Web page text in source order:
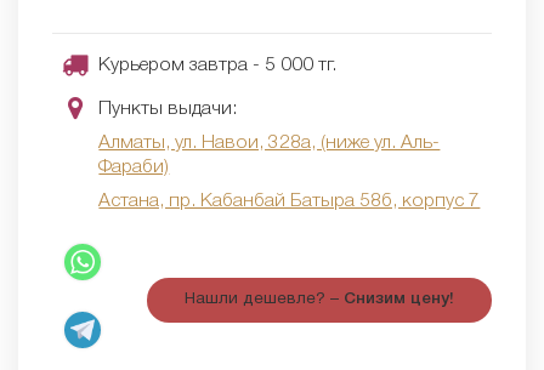
Курьером завтра - 5 000 тг.
Пункты выдачи:
Алматы, ул. Навои, 328а, (ниже ул. Аль-
Фараби)
Астана, пр. Кабанбай Батыра 58б, корпус 7
Нашли дешевле? – Снизим цену!